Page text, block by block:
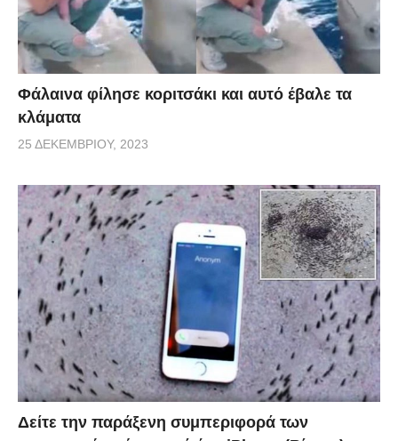
Φάλαινα φίλησε κοριτσάκι και αυτό έβαλε τα
κλάματα
25 ΔΕΚΕΜΒΡΊΟΥ, 2023
Δείτε την παράξενη συμπεριφορά των